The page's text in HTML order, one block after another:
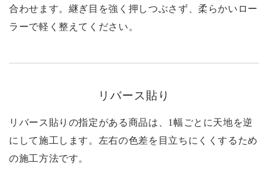
合わせます。継ぎ目を強く押しつぶさず、柔らかいロー
ラーで軽く整えてください。
リバース貼り
リバース貼りの指定がある商品は、1幅ごとに天地を逆
にして施工します。左右の色差を目立ちにくくするため
の施工方法です。